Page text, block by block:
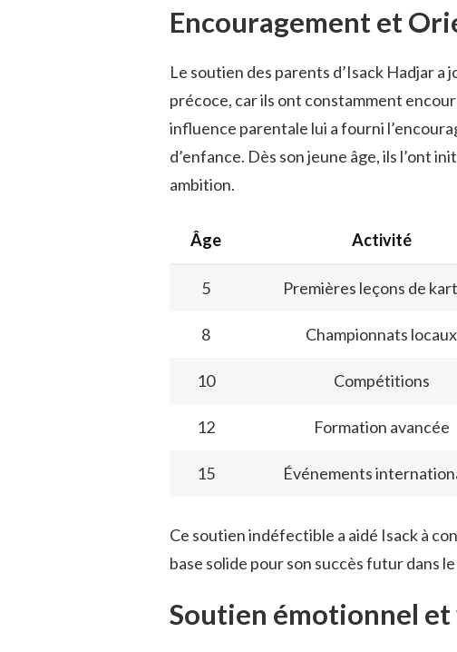
Encouragement et
Le soutien des parents d’Isack Hadjar
précoce, car ils ont constamment
influence parentale lui a fourni
d’enfance. Dès son jeune âge, ils l’ont
ambition.
Âge Activité
5 Premières leçons de
8 Championnats locaux
10 Compétitions
12 Formation avancée
15 Événements
Ce soutien indéfectible a aidé Isack à
base solide pour son succès futur dans
Soutien émotionnel